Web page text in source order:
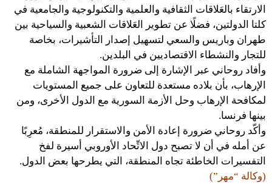
الارتقاء بالعَلاقات الثقافية والعلمية والتكنولوجية والجامعية في
كلتا الدولتين، فضلًا عن تطوير العَلاقات الشعبية والسياحية بين
طهران وباريس والسعي لتسهيل إصدار التأشيرات، بخاصة
للتجار والنشطاء الاقتصاديين في البلدين.
وأفاد روحاني عبر الإشارة إلى ضرورة المواجهة الشاملة مع
الإرهاب، بأن بلاده مستعدة للتعاون على جميع المستويات
لمكافحة الإرهاب وحل الأزمة السورية مع الدول الأخرى، ومن
بينها فرنسا.
وأكّد روحاني ضرورة إعادة الأمن والاستقرار للمنطقة، مُعرِبًا
عن أمله في أن لا تصبح دول الاتِّحاد الأوروبي أسيرة لفخ
التفسيرات الخاطئة تجاه المنطقة، التي يطرحها بعض الدول.
(وكالة “مهر”)